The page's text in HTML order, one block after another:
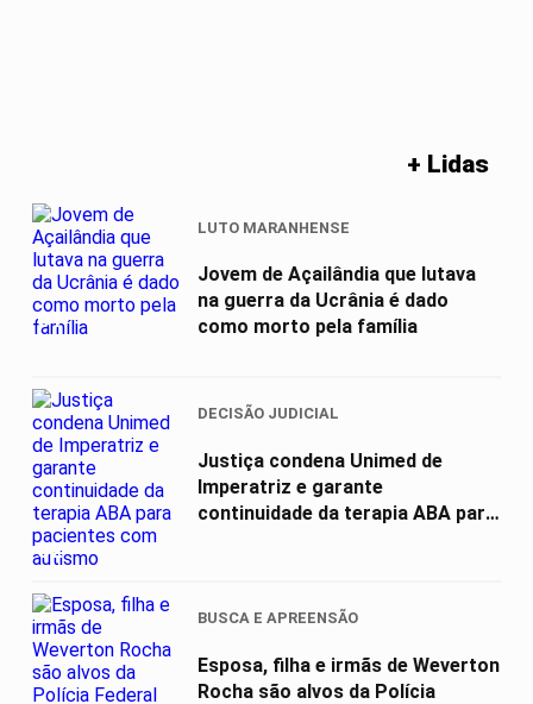
+ Lidas
01
LUTO MARANHENSE
Jovem de Açailândia que lutava
na guerra da Ucrânia é dado
como morto pela família
02
DECISÃO JUDICIAL
Justiça condena Unimed de
Imperatriz e garante
continuidade da terapia ABA para
BUSCA E APREENSÃO
Esposa, filha e irmãs de Weverton
Rocha são alvos da Polícia